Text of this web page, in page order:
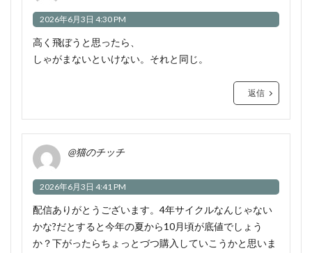
2026年6月3日 4:30 PM
高く飛ぼうと思ったら、
しゃがまないといけない。それと同じ。
返信
@猫のチッチ
2026年6月3日 4:41 PM
配信ありがとうございます。4年サイクルなんじゃない
かな?だとすると今年の夏から10月頃が底値でしょう
か？下がったらちょっとづつ購入していこうかと思いま